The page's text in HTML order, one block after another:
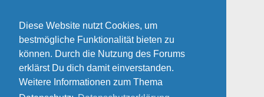
Diese Website nutzt Cookies, um
bestmögliche Funktionalität bieten zu
können. Durch die Nutzung des Forums
erklärst Du dich damit einverstanden.
Weitere Informationen zum Thema